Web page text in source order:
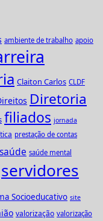
ambiente de trabalho apoio
Claiton Carlos CLDF
Diretoria
filiados jornada
prestação de contas
saúde saúde mental
servidores
Socioeducativo site
valorização valorização